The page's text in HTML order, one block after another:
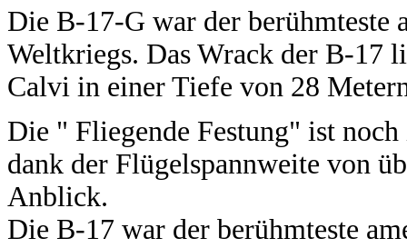
Die B-17-G war der berühmteste
Weltkriegs. Das Wrack der B-17
Calvi in einer Tiefe von 28
Die " Fliegende Festung" ist
dank der Flügelspannweite von
Anblick.
Die B-17 war der berühmteste